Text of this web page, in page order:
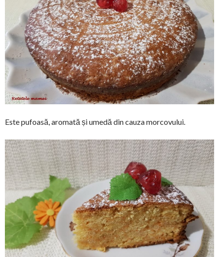
Este pufoasă, aromată și umedă din cauza morcovului.